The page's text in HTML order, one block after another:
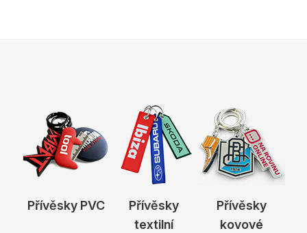
Přívěsky PVC
Přívěsky
textilní
Přívěsky
kovové